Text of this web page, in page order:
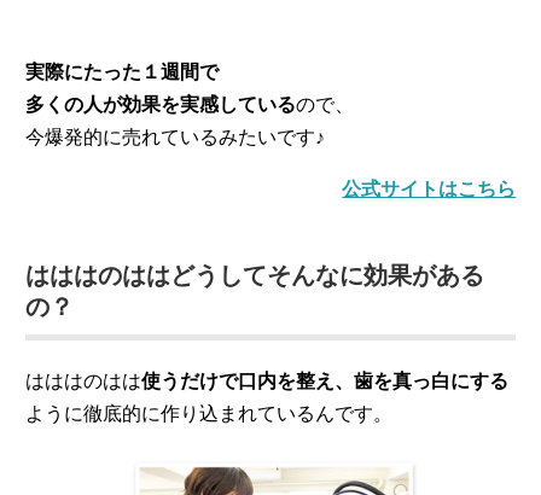
実際にたった１週間で
多くの人が効果を実感しているので、
今爆発的に売れているみたいです♪
公式サイトはこちら
はははのははどうしてそんなに効果がある
の？
はははのはは使うだけで口内を整え、歯を真っ白にする
ように徹底的に作り込まれているんです。